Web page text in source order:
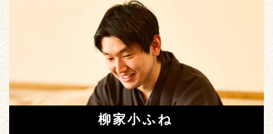
柳家小ふね